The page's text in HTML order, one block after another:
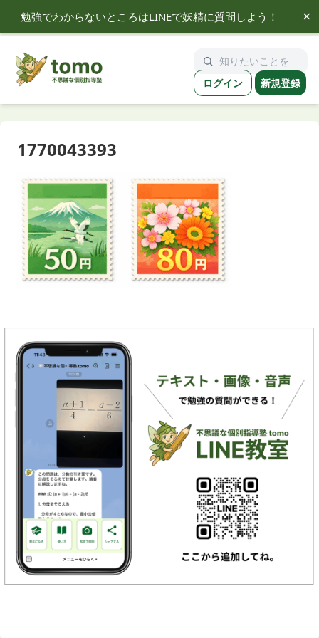
勉強でわからないところはLINEで妖精に質問しよう！ ×
tomo ログイン 新規登録
1770043393